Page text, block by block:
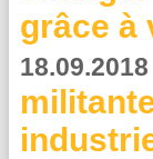
grâce à
18.09.2018